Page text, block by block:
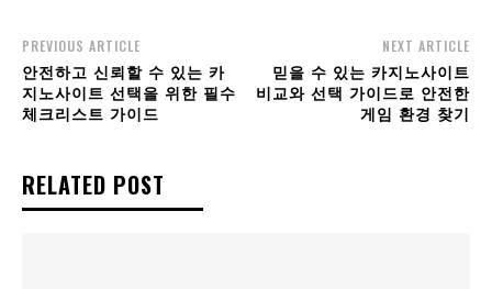
PREVIOUS ARTICLE
안전하고 신뢰할 수 있는 카
지노사이트 선택을 위한 필수
체크리스트 가이드
NEXT ARTICLE
믿을 수 있는 카지노사이트
비교와 선택 가이드로 안전한
게임 환경 찾기
RELATED POST